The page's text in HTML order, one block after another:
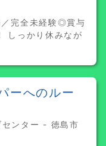
完全未経験◎賞与
しっかり休みなが
ーへのルー
ンター - 徳島市